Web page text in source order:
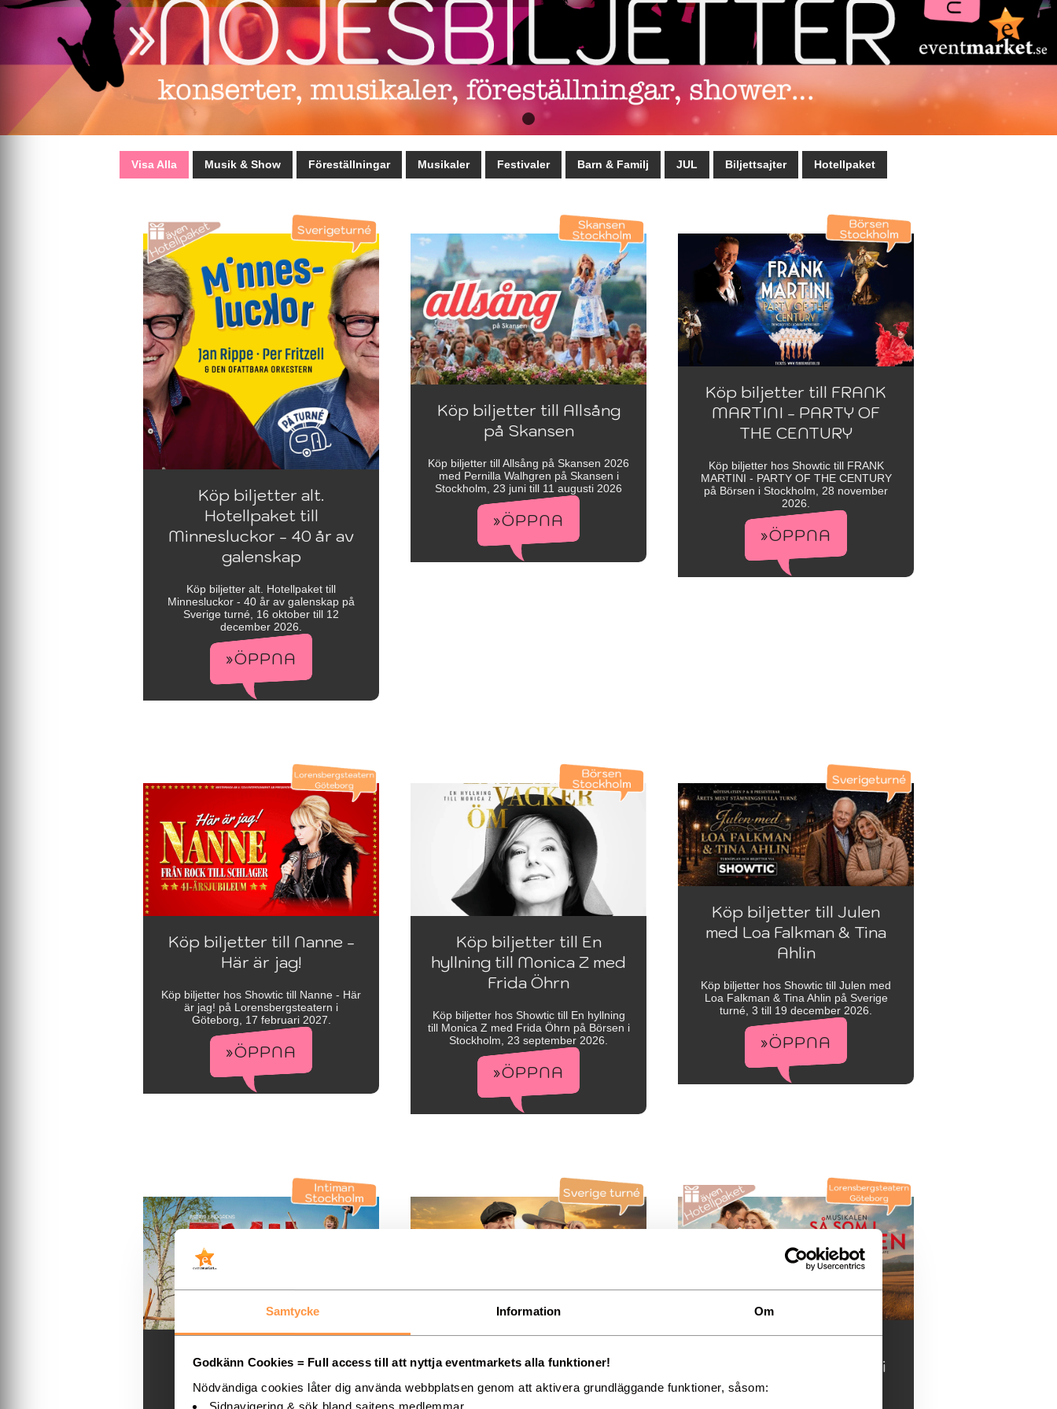
Samtycke Information Om
Godkänn Cookies = Full access till att nyttja eventmarkets alla funktioner!
Nödvändiga cookies låter dig använda webbplatsen genom att aktivera grundläggande funktioner, såsom:
Sidnavigering & sök bland sajtens medlemmar
Visa Alla Musik & Show Föreställningar Musikaler Festivaler Barn & Familj JUL Biljettsajter Hotellpaket
Köp biljetter alt.
Hotellpaket till
Minnesluckor - 40 år av
galenskap
Köp biljetter alt. Hotellpaket till
Minnesluckor - 40 år av galenskap på
Sverige turné, 16 oktober till 12
december 2026.
»ÖPPNA
Köp biljetter till Allsång
på Skansen
Köp biljetter till Allsång på Skansen 2026
med Pernilla Walhgren på Skansen i
Stockholm, 23 juni till 11 augusti 2026
»ÖPPNA
Köp biljetter till FRANK
MARTINI - PARTY OF
THE CENTURY
Köp biljetter hos Showtic till FRANK
MARTINI - PARTY OF THE CENTURY
på Börsen i Stockholm, 28 november
2026.
»ÖPPNA
Köp biljetter till Nanne -
Här är jag!
Köp biljetter hos Showtic till Nanne - Här
är jag! på Lorensbergsteatern i
Göteborg, 17 februari 2027.
»ÖPPNA
Köp biljetter till En
hyllning till Monica Z med
Frida Öhrn
Köp biljetter hos Showtic till En hyllning
till Monica Z med Frida Öhrn på Börsen i
Stockholm, 23 september 2026.
»ÖPPNA
Köp biljetter till Julen
med Loa Falkman & Tina
Ahlin
Köp biljetter hos Showtic till Julen med
Loa Falkman & Tina Ahlin på Sverige
turné, 3 till 19 december 2026.
»ÖPPNA
Köp biljetter till Emil i
Jönsson & Danne Stråhed
Köp biljetter hos Showtic till Olle Jönsson
Hotellpaket till Så som i
Himmelen - musikalen i